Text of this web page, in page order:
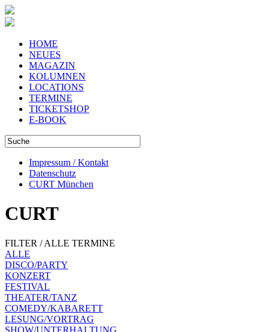
HOME
NEUES
MAGAZIN
KOLUMNEN
LOCATIONS
TERMINE
TICKETSHOP
E-BOOK
Impressum / Kontakt
Datenschutz
CURT München
CURT
FILTER / ALLE TERMINE
ALLE
DISCO/PARTY
KONZERT
FESTIVAL
THEATER/TANZ
COMEDY/KABARETT
LESUNG/VORTRAG
SHOW/UNTERHALTUNG